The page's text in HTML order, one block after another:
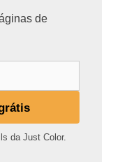
de
da Just Color.